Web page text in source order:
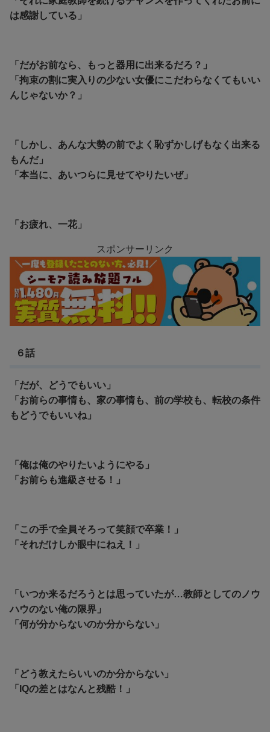
は感謝している」
「だがお前なら、もっと器用に出来るだろ？」
「拘束の割に実入りの少ない女優にこだわらなくてもいい
んじゃないか？」
「しかし、あんな大勢の前でよく恥ずかしげもなく出来る
もんだ」
「本当に、あいつらに見せてやりたいぜ」
「お疲れ、一花」
スポンサーリンク
６話
「だが、どうでもいい」
「お前らの事情も、家の事情も、前の学校も、転校の条件
もどうでもいいね」
「俺は俺のやりたいようにやる」
「お前らも進級させる！」
「この手で全員そろって笑顔で卒業！」
「それだけしか眼中にねえ！」
「いつか来るだろうとは思っていたが…教師としてのノウ
ハウのない俺の限界」
「何が分からないのか分からない」
「どう教えたらいいのか分からない」
「IQの差とはなんと残酷！」